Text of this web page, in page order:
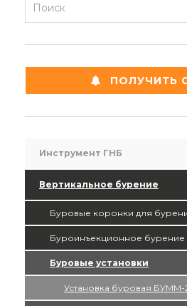
ПОЛУЧИТЬ
Инструмент ГНБ
Вертикальное бурение
Буровые коронки для
Буроинъекционное бурение
Буровые установки
Установка буровая БУММ-